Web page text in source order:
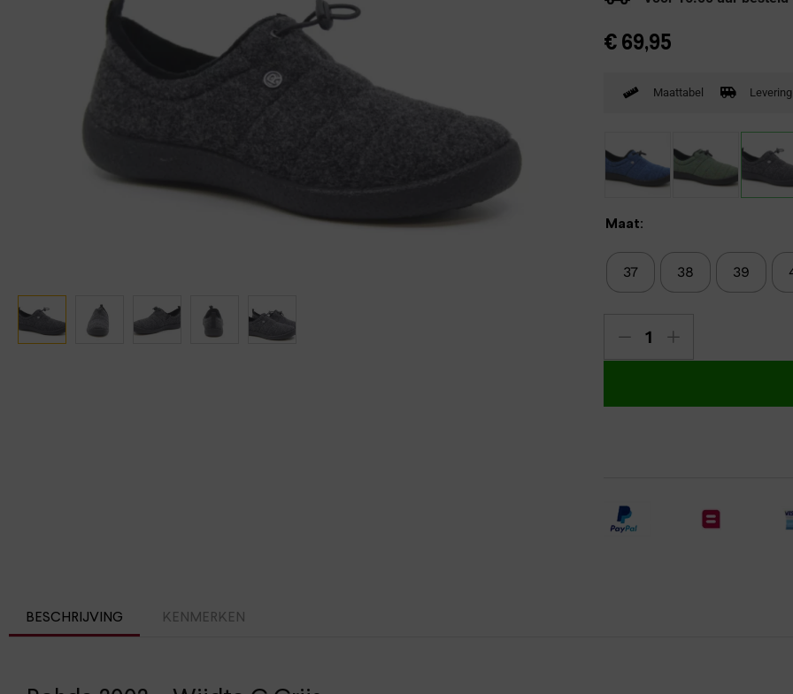
Pantoffels
Verbandschoenen (externe website)
Meindl € 69,95
Maattabel
Maat:
37 38 39
BESCHRIJVING KENMERKEN